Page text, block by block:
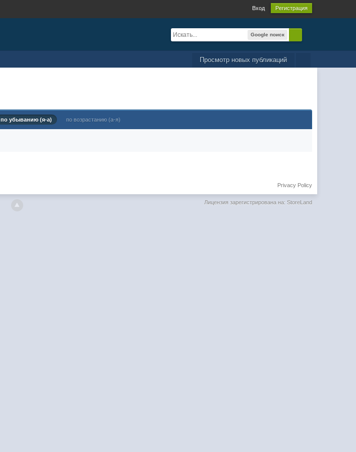
Вход Регистрация
Google поиск
Просмотр новых публикаций
по убыванию (я-а) по возрастанию (а-я)
Privacy Policy
Лицензия зарегистрирована на: StoreLand